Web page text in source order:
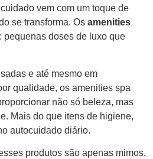
vem com um toque de
se transforma. Os amenities
pequenas doses de luxo que
e até mesmo em
qualidade, os amenities spa
não só beleza, mas
Mais do que itens de higiene,
autocuidado diário.
produtos são apenas mimos,